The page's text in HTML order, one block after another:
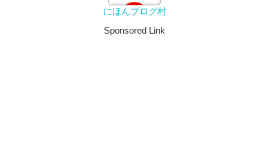
にほんブログ村
Sponsored Link